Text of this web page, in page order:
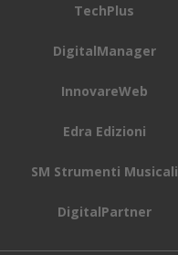
TechPlus
DigitalManager
InnovareWeb
Edra Edizioni
SM Strumenti Musicali
DigitalPartner